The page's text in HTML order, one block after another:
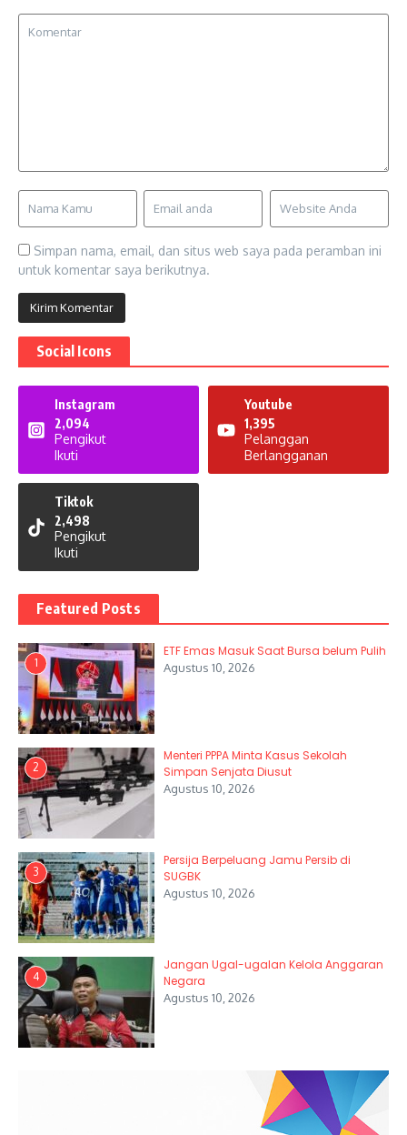
Simpan nama, email, dan situs web saya pada peramban ini
untuk komentar saya berikutnya.
Social Icons
Instagram
2,094
Pengikut
Ikuti
Youtube
1,395
Pelanggan
Berlangganan
Tiktok
2,498
Pengikut
Ikuti
Featured Posts
1
ETF Emas Masuk Saat Bursa belum Pulih
Agustus 10, 2026
2
Menteri PPPA Minta Kasus Sekolah
Simpan Senjata Diusut
Agustus 10, 2026
3
Persija Berpeluang Jamu Persib di
SUGBK
Agustus 10, 2026
4
Jangan Ugal-ugalan Kelola Anggaran
Negara
Agustus 10, 2026